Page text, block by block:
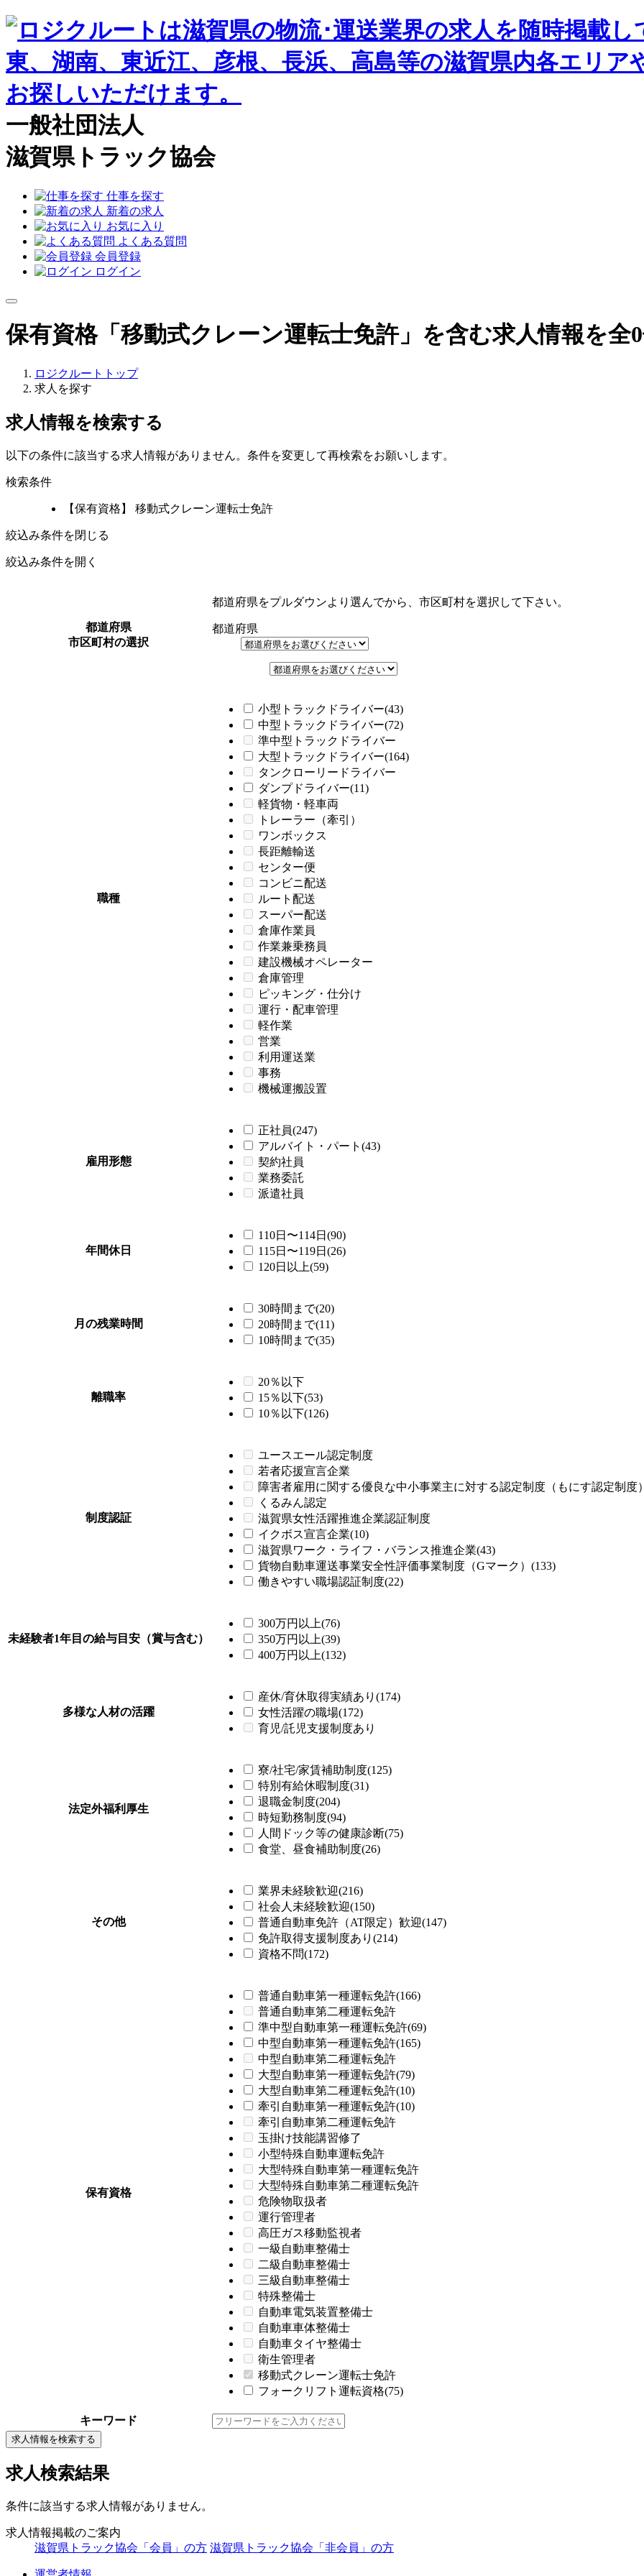
一般社団法人
滋賀県トラック協会
仕事を探す
新着の求人
お気に入り
よくある質問
会員登録
ログイン
保有資格「移動式クレーン運転士免許」を含む求人情報を全
ロジクルートトップ
求人を探す
求人情報を検索する
以下の条件に該当する求人情報がありません。条件を変更して再検索をお願いします。
検索条件
【保有資格】 移動式クレーン運転士免許
絞込み条件を閉じる
絞込み条件を開く
都道府県
市区町村の選択
都道府県をプルダウンより選んでから、市区町村を選択して下さい。
都道府県
職種
小型トラックドライバー(43)
中型トラックドライバー(72)
準中型トラックドライバー
大型トラックドライバー(164)
タンクローリードライバー
ダンプドライバー(11)
軽貨物・軽車両
トレーラー（牽引）
ワンボックス
長距離輸送
センター便
コンビニ配送
ルート配送
スーパー配送
倉庫作業員
作業兼乗務員
建設機械オペレーター
倉庫管理
ピッキング・仕分け
運行・配車管理
軽作業
営業
利用運送業
事務
機械運搬設置
雇用形態
正社員(247)
アルバイト・パート(43)
契約社員
業務委託
派遣社員
年間休日
110日〜114日(90)
115日〜119日(26)
120日以上(59)
月の残業時間
30時間まで(20)
20時間まで(11)
10時間まで(35)
離職率
20％以下
15％以下(53)
10％以下(126)
制度認証
ユースエール認定制度
若者応援宣言企業
障害者雇用に関する優良な中小事業主に対する認定制度（もにす認定制度
くるみん認定
滋賀県女性活躍推進企業認証制度
イクボス宣言企業(10)
滋賀県ワーク・ライフ・バランス推進企業(43)
貨物自動車運送事業安全性評価事業制度（Gマーク）(133)
働きやすい職場認証制度(22)
未経験者1年目の給与目安（賞与含む）
300万円以上(76)
350万円以上(39)
400万円以上(132)
多様な人材の活躍
産休/育休取得実績あり(174)
女性活躍の職場(172)
育児/託児支援制度あり
法定外福利厚生
寮/社宅/家賃補助制度(125)
特別有給休暇制度(31)
退職金制度(204)
時短勤務制度(94)
人間ドック等の健康診断(75)
食堂、昼食補助制度(26)
その他
業界未経験歓迎(216)
社会人未経験歓迎(150)
普通自動車免許（AT限定）歓迎(147)
免許取得支援制度あり(214)
資格不問(172)
保有資格
普通自動車第一種運転免許(166)
普通自動車第二種運転免許
準中型自動車第一種運転免許(69)
中型自動車第一種運転免許(165)
中型自動車第二種運転免許
大型自動車第一種運転免許(79)
大型自動車第二種運転免許(10)
牽引自動車第一種運転免許(10)
牽引自動車第二種運転免許
玉掛け技能講習修了
小型特殊自動車運転免許
大型特殊自動車第一種運転免許
大型特殊自動車第二種運転免許
危険物取扱者
運行管理者
高圧ガス移動監視者
一級自動車整備士
二級自動車整備士
三級自動車整備士
特殊整備士
自動車電気装置整備士
自動車車体整備士
自動車タイヤ整備士
衛生管理者
移動式クレーン運転士免許
フォークリフト運転資格(75)
キーワード
求人情報を検索する
求人検索結果
条件に該当する求人情報がありません。
求人情報掲載のご案内
滋賀県トラック協会「会員」の方 滋賀県トラック協会「非会員」の方